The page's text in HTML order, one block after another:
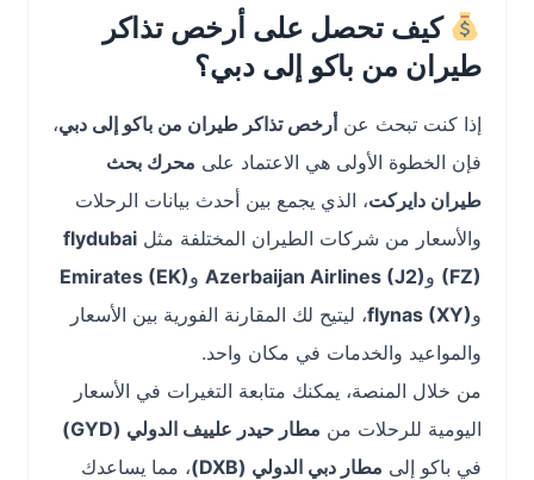
كيف تحصل على أرخص تذاكر
طيران من باكو إلى دبي؟
إذا كنت تبحث عنأرخص تذاكر طيران من باكو إلى دبي،
فإن الخطوة الأولى هي الاعتماد علىمحرك بحث
طيران دايركت، الذي يجمع بين أحدث بيانات الرحلات
والأسعار من شركات الطيران المختلفة مثلflydubai
وAzerbaijan Airlines (J2)وEmirates (EK)
flynas (XY)، ليتيح لك المقارنة الفورية بين الأسعار
والمواعيد والخدمات في مكان واحد.
من خلال المنصة، يمكنك متابعة التغيرات في الأسعار
اليومية للرحلات منمطار حيدر علييف الدولي (GYD)
في باكو إلىمطار دبي الدولي (DXB)
، مما يساعدك